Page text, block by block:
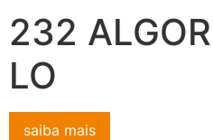
232
LO
saiba mais